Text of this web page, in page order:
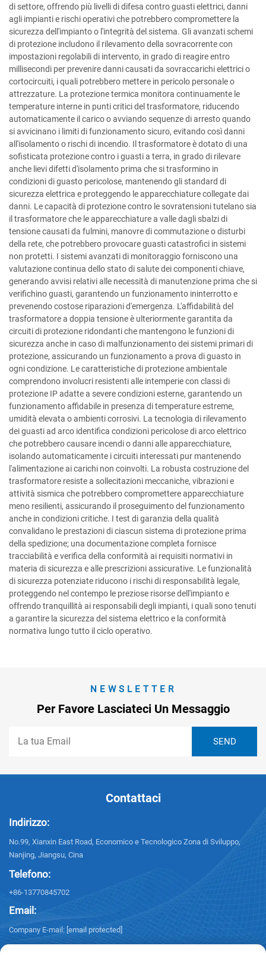
di settore, offrendo più livelli di difesa contro guasti elettrici, danni
agli impianti e rischi operativi che potrebbero compromettere la
sicurezza dell'impianto o l'integrità del sistema. Gli avanzati schemi
di protezione includono il rilevamento della sovracorrente con
impostazioni regolabili di intervento, in grado di reagire entro
millisecondi per prevenire danni causati da sovraccarichi elettrici o
cortocircuiti, i quali potrebbero mettere in pericolo personale o
attrezzature. La protezione termica monitora continuamente le
temperature interne in punti critici del trasformatore, riducendo
automaticamente il carico o avviando sequenze di arresto quando
si avvicinano i limiti di funzionamento sicuro, evitando così danni
all'isolamento o rischi di incendio. Il trasformatore è dotato di una
sofisticata protezione contro i guasti a terra, in grado di rilevare
anche lievi difetti d'isolamento prima che si trasformino in
condizioni di guasto pericolose, mantenendo gli standard di
sicurezza elettrica e proteggendo le apparecchiature collegate dai
danni. Le capacità di protezione contro le sovratensioni tutelano sia
il trasformatore che le apparecchiature a valle dagli sbalzi di
tensione causati da fulmini, manovre di commutazione o disturbi
della rete, che potrebbero provocare guasti catastrofici in sistemi
non protetti. I sistemi avanzati di monitoraggio forniscono una
valutazione continua dello stato di salute dei componenti chiave,
generando avvisi relativi alle necessità di manutenzione prima che si
verifichino guasti, garantendo un funzionamento ininterrotto e
prevenendo costose riparazioni d'emergenza. L'affidabilità del
trasformatore a doppia tensione è ulteriormente garantita da
circuiti di protezione ridondanti che mantengono le funzioni di
sicurezza anche in caso di malfunzionamento dei sistemi primari di
protezione, assicurando un funzionamento a prova di guasto in
ogni condizione. Le caratteristiche di protezione ambientale
comprendono involucri resistenti alle intemperie con classi di
protezione IP adatte a severe condizioni esterne, garantendo un
funzionamento affidabile in presenza di temperature estreme,
umidità elevata o ambienti corrosivi. La tecnologia di rilevamento
dei guasti ad arco identifica condizioni pericolose di arco elettrico
che potrebbero causare incendi o danni alle apparecchiature,
isolando automaticamente i circuiti interessati pur mantenendo
l'alimentazione ai carichi non coinvolti. La robusta costruzione del
trasformatore resiste a sollecitazioni meccaniche, vibrazioni e
attività sismica che potrebbero compromettere apparecchiature
meno resilienti, assicurando il proseguimento del funzionamento
anche in condizioni critiche. I test di garanzia della qualità
convalidano le prestazioni di ciascun sistema di protezione prima
della spedizione; una documentazione completa fornisce
tracciabilità e verifica della conformità ai requisiti normativi in
materia di sicurezza e alle prescrizioni assicurative. Le funzionalità
di sicurezza potenziate riducono i rischi di responsabilità legale,
proteggendo nel contempo le preziose risorse dell'impianto e
offrendo tranquillità ai responsabili degli impianti, i quali sono tenuti
a garantire la sicurezza del sistema elettrico e la conformità
normativa lungo tutto il ciclo operativo.
NEWSLETTER
Per Favore Lasciateci Un Messaggio
Contattaci
Indirizzo:
No.99, Xianxin East Road, Economico e Tecnologico Zona di Sviluppo,
Nanjing, Jiangsu, Cina
Telefono:
+86-13770845702
Email:
Company E-mail: [email protected]